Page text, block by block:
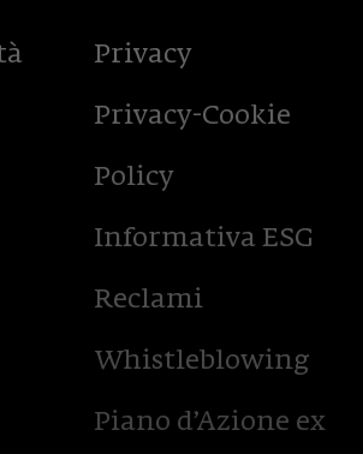
Privacy
Privacy-Cookie
Policy
Informativa ESG
Reclami
Whistleblowing
Piano d’Azione ex